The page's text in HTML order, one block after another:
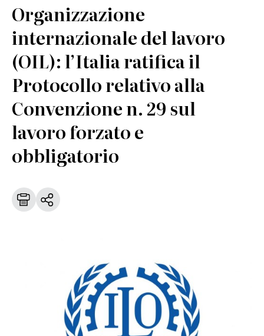
Organizzazione
internazionale del lavoro
(OIL): l’Italia ratifica il
Protocollo relativo alla
Convenzione n. 29 sul
lavoro forzato e
obbligatorio